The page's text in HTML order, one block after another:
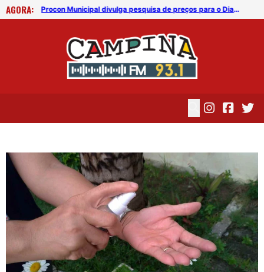
AGORA:
Reforma tributária pode elevar preço dos aluguéis a partir de 2027 Procon Municipal divulga pesquisa de preços para o Dia dos Pais 2026